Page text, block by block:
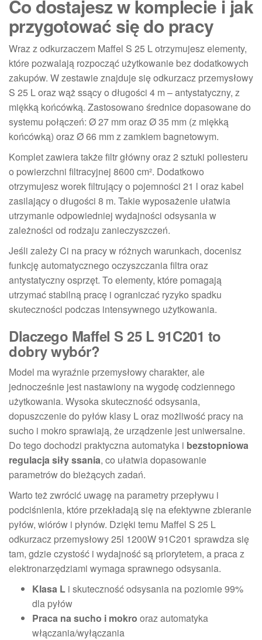
Co dostajesz w komplecie i jak
przygotować się do pracy
Wraz z odkurzaczem Maffel S 25 L otrzymujesz elementy,
które pozwalają rozpocząć użytkowanie bez dodatkowych
zakupów. W zestawie znajduje się odkurzacz przemysłowy
S 25 L oraz wąż ssący o długości 4 m – antystatyczny, z
miękką końcówką. Zastosowano średnice dopasowane do
systemu połączeń: Ø 27 mm oraz Ø 35 mm (z miękką
końcówką) oraz Ø 66 mm z zamkiem bagnetowym.
Komplet zawiera także filtr główny oraz 2 sztuki poliesteru
o powierzchni filtracyjnej 8600 cm². Dodatkowo
otrzymujesz worek filtrujący o pojemności 21 l oraz kabel
zasilający o długości 8 m. Takie wyposażenie ułatwia
utrzymanie odpowiedniej wydajności odsysania w
zależności od rodzaju zanieczyszczeń.
Jeśli zależy Ci na pracy w różnych warunkach, docenisz
funkcję automatycznego oczyszczania filtra oraz
antystatyczny osprzęt. To elementy, które pomagają
utrzymać stabilną pracę i ograniczać ryzyko spadku
skuteczności podczas intensywnego użytkowania.
Dlaczego Maffel S 25 L 91C201 to
dobry wybór?
Model ma wyraźnie przemysłowy charakter, ale
jednocześnie jest nastawiony na wygodę codziennego
użytkowania. Wysoka skuteczność odsysania,
dopuszczenie do pyłów klasy L oraz możliwość pracy na
sucho i mokro sprawiają, że urządzenie jest uniwersalne.
Do tego dochodzi praktyczna automatyka i bezstopniowa
regulacja siły ssania, co ułatwia dopasowanie
parametrów do bieżących zadań.
Warto też zwrócić uwagę na parametry przepływu i
podciśnienia, które przekładają się na efektywne zbieranie
pyłów, wiórów i płynów. Dzięki temu Maffel S 25 L
odkurzacz przemysłowy 25l 1200W 91C201 sprawdza się
tam, gdzie czystość i wydajność są priorytetem, a praca z
elektronarzędziami wymaga sprawnego odsysania.
Klasa L i skuteczność odsysania na poziomie 99%
dla pyłów
Praca na sucho i mokro oraz automatyka
włączania/wyłączania